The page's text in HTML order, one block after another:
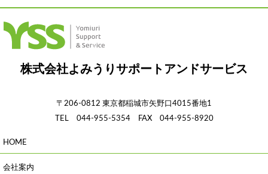
株式会社よみうりサポートアンドサービス
〒206-0812 東京都稲城市矢野口4015番地1
TEL 044-955-5354 FAX 044-955-8920
HOME
会社案内